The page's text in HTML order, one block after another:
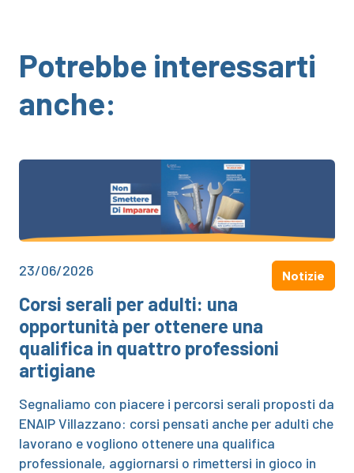
Potrebbe interessarti
anche:
23/06/2026 Notizie
Corsi serali per adulti: una
opportunità per ottenere una
qualifica in quattro professioni
artigiane
Segnaliamo con piacere i percorsi serali proposti da
ENAIP Villazzano: corsi pensati anche per adulti che
lavorano e vogliono ottenere una qualifica
professionale, aggiornarsi o rimettersi in gioco in